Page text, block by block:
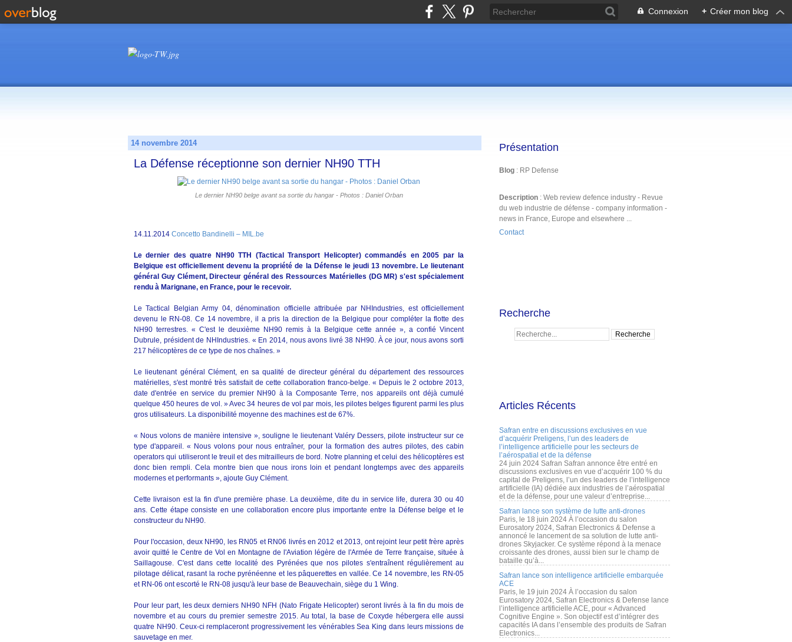
Connexion + Créer mon blog
14 novembre 2014
La Défense réceptionne son dernier NH90 TTH
Le dernier NH90 belge avant sa sortie du hangar - Photos : Daniel Orban
14.11.2014 Concetto Bandinelli – MIL.be
Le dernier des quatre NH90 TTH (Tactical Transport Helicopter) commandés en 2005 par la
Belgique est officiellement devenu la propriété de la Défense le jeudi 13 novembre. Le lieutenant
général Guy Clément, Directeur général des Ressources Matérielles (DG MR) s'est spécialement
rendu à Marignane, en France, pour le recevoir.
Le Tactical Belgian Army 04, dénomination officielle attribuée par NHIndustries, est officiellement
devenu le RN-08. Ce 14 novembre, il a pris la direction de la Belgique pour compléter la flotte des
NH90 terrestres. « C'est le deuxième NH90 remis à la Belgique cette année », a confié Vincent
Dubrule, président de NHIndustries. « En 2014, nous avons livré 38 NH90. À ce jour, nous avons sorti
217 hélicoptères de ce type de nos chaînes. »
Le lieutenant général Clément, en sa qualité de directeur général du département des ressources
matérielles, s'est montré très satisfait de cette collaboration franco-belge. « Depuis le 2 octobre 2013,
date d'entrée en service du premier NH90 à la Composante Terre, nos appareils ont déjà cumulé
quelque 450 heures de vol. » Avec 34 heures de vol par mois, les pilotes belges figurent parmi les plus
gros utilisateurs. La disponibilité moyenne des machines est de 67%.
« Nous volons de manière intensive », souligne le lieutenant Valéry Dessers, pilote instructeur sur ce
type d'appareil. « Nous volons pour nous entraîner, pour la formation des autres pilotes, des cabin
operators qui utiliseront le treuil et des mitrailleurs de bord. Notre planning et celui des hélicoptères est
donc bien rempli. Cela montre bien que nous irons loin et pendant longtemps avec des appareils
modernes et performants », ajoute Guy Clément.
Cette livraison est la fin d'une première phase. La deuxième, dite du in service life, durera 30 ou 40
ans. Cette étape consiste en une collaboration encore plus importante entre la Défense belge et le
constructeur du NH90.
Pour l'occasion, deux NH90, les RN05 et RN06 livrés en 2012 et 2013, ont rejoint leur petit frère après
avoir quitté le Centre de Vol en Montagne de l'Aviation légère de l'Armée de Terre française, située à
Saillagouse. C'est dans cette localité des Pyrénées que nos pilotes s'entraînent régulièrement au
pilotage délicat, rasant la roche pyrénéenne et les pâquerettes en vallée. Ce 14 novembre, les RN-05
et RN-06 ont escorté le RN-08 jusqu'à leur base de Beauvechain, siège du 1 Wing.
Pour leur part, les deux derniers NH90 NFH (Nato Frigate Helicopter) seront livrés à la fin du mois de
novembre et au cours du premier semestre 2015. Au total, la base de Coxyde hébergera elle aussi
quatre NH90. Ceux-ci remplaceront progressivement les vénérables Sea King dans leurs missions de
sauvetage en mer.
Présentation
Blog : RP Defense
Description : Web review defence industry - Revue
du web industrie de défense - company information -
news in France, Europe and elsewhere ...
Contact
Recherche
Articles Récents
Safran entre en discussions exclusives en vue
d’acquérir Preligens, l’un des leaders de
l’intelligence artificielle pour les secteurs de
l’aérospatial et de la défense
24 juin 2024 Safran Safran annonce être entré en
discussions exclusives en vue d’acquérir 100 % du
capital de Preligens, l’un des leaders de l’intelligence
artificielle (IA) dédiée aux industries de l’aérospatial
et de la défense, pour une valeur d’entreprise...
Safran lance son système de lutte anti-drones
Paris, le 18 juin 2024 À l’occasion du salon
Eurosatory 2024, Safran Electronics & Defense a
annoncé le lancement de sa solution de lutte anti-
drones Skyjacker. Ce système répond à la menace
croissante des drones, aussi bien sur le champ de
bataille qu’à...
Safran lance son intelligence artificielle embarquée
ACE
Paris, le 19 juin 2024 À l’occasion du salon
Eurosatory 2024, Safran Electronics & Defense lance
l’intelligence artificielle ACE, pour « Advanced
Cognitive Engine ». Son objectif est d’intégrer des
capacités IA dans l’ensemble des produits de Safran
Electronics...